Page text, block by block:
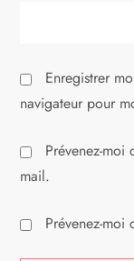
Enregistrer
navigateur pour
Prévenez-moi
mail.
Prévenez-moi